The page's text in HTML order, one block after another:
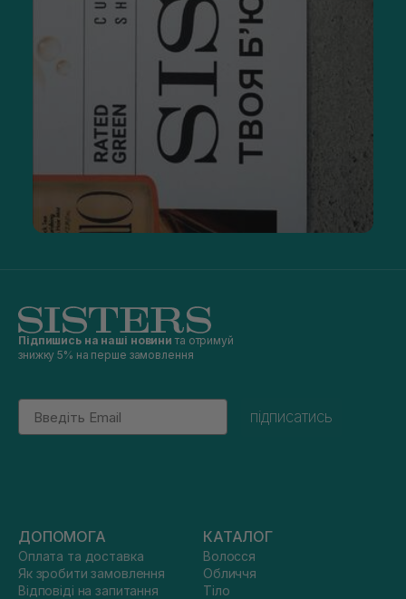
Підпишись на наші новини та отримуй
знижку 5% на перше замовлення
Email
підписатись
ДОПОМОГА
Оплата та доставка
Як зробити замовлення
Відповіді на запитання
КАТАЛОГ
Волосся
Обличчя
Тіло